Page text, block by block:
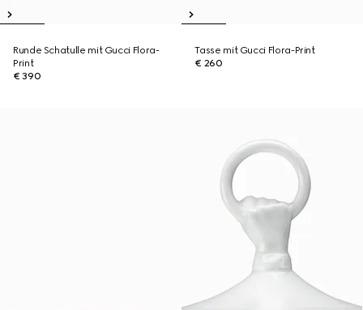
Runde Schatulle mit Gucci Flora-
Print
€ 390
Tasse mit Gucci Flora-Print
€ 260